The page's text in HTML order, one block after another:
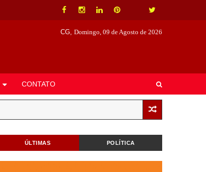
CG, Domingo, 09 de Agosto de 2026
CONTATO
ÚLTIMAS POLÍTICA